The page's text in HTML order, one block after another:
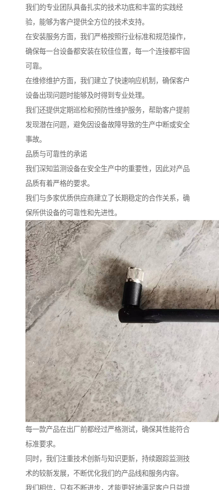
我们的专业团队具备扎实的技术功底和丰富的实践经
验，能够为客户提供全方位的技术支持。
在安装服务方面，我们严格按照行业标准和规范操作，
确保每一台设备都安装在较佳位置，每一个连接都牢固
可靠。
在维修维护方面，我们建立了快速响应机制，确保客户
设备出现问题时能够及时得到专业处理。
我们还提供定期巡检和预防性维护服务，帮助客户提前
发现潜在问题，避免因设备故障导致的生产中断或安全
事故。
品质与可靠性的承诺
我们深知监测设备在安全生产中的重要性，因此对产品
品质有着严格的要求。
我们与多家优质供应商建立了长期稳定的合作关系，确
保所供设备的可靠性和先进性。
每一款产品在出厂前都经过严格测试，确保其性能符合
标准要求。
同时，我们注重技术创新与知识更新，持续跟踪监测技
术的较新发展，不断优化我们的产品线和服务内容。
我们相信，只有不断进步，才能更好地满足客户日益增